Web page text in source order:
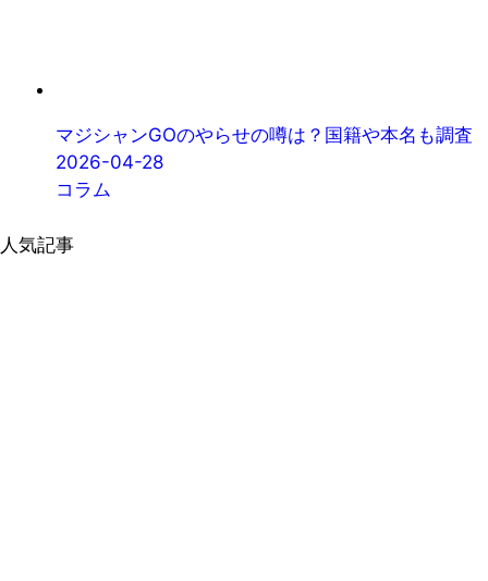
マジシャンGOのやらせの噂は？国籍や本名も調査
2026-04-28
コラム
人気記事